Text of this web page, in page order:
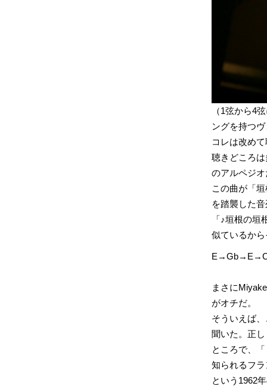
（1弦から4
ングを持つ
コレは改め
聴きどころ
のアルペジ
この曲が「
を踏襲した
「♪垣根の
似ているか
まさに
がオチだ。
そういえば
聞いた。正
ところで、
知られるフ
という1962